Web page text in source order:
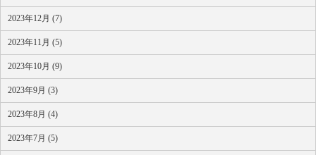
2023年12月 (7)
2023年11月 (5)
2023年10月 (9)
2023年9月 (3)
2023年8月 (4)
2023年7月 (5)